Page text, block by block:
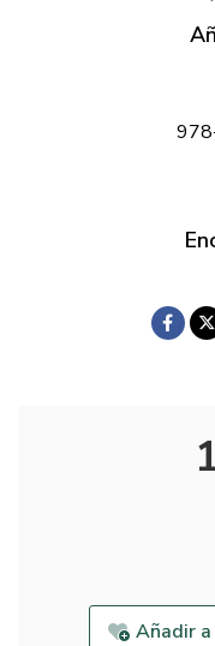
Añadir